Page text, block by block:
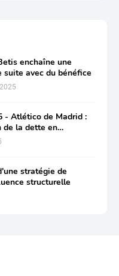
enchaîne une
suite avec du bénéfice
- Atlético de Madrid :
de la dette en
sa compétitivité
stratégie de
structurelle